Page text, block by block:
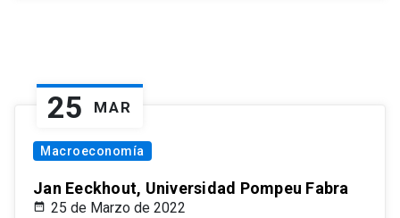
25 MAR
Macroeconomía
Jan Eeckhout, Universidad Pompeu Fabra
25 de Marzo de 2022